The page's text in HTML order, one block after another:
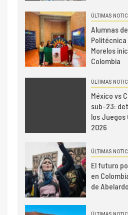
ÚLTIMAS
Alumnas
Politécnica
Morelos
Colombia
ÚLTIMAS
México vs
sub-23:
los
2026
ÚLTIMAS
El futuro
en
de